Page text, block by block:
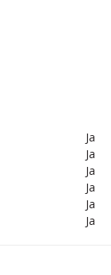
Ja
Ja
Ja
Ja
Ja
Ja